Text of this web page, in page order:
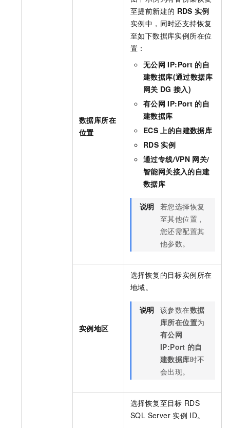
数据库所在
位置
至提前新建的 RDS 实例
实例中，同时还支持恢复
至如下数据库实例所在位
置：
无公网 IP:Port 的自
建数据库(通过数据库
网关 DG 接入)
有公网 IP:Port 的自
建数据库
ECS 上的自建数据库
RDS 实例
通过专线/VPN 网关/
智能网关接入的自建
数据库
说明 若您选择恢复
至其他位置，
您还需配置其
他参数。
实例地区
选择恢复的目标实例所在
地域。
说明 该参数在数据
库所在位置为
有公网
IP:Port 的自
建数据库时不
会出现。
选择恢复至目标 RDS
SQL Server 实例 ID。